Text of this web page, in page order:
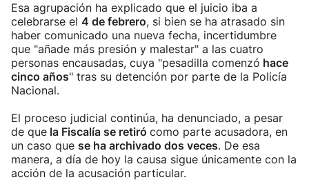
Esa agrupación ha explicado que el juicio iba a
celebrarse el 4 de febrero, si bien se ha atrasado sin
haber comunicado una nueva fecha, incertidumbre
que "añade más presión y malestar" a las cuatro
personas encausadas, cuya "pesadilla comenzó hace
cinco años" tras su detención por parte de la Policía
Nacional.
El proceso judicial continúa, ha denunciado, a pesar
de que la Fiscalía se retiró como parte acusadora, en
un caso que se ha archivado dos veces. De esa
manera, a día de hoy la causa sigue únicamente con la
acción de la acusación particular.